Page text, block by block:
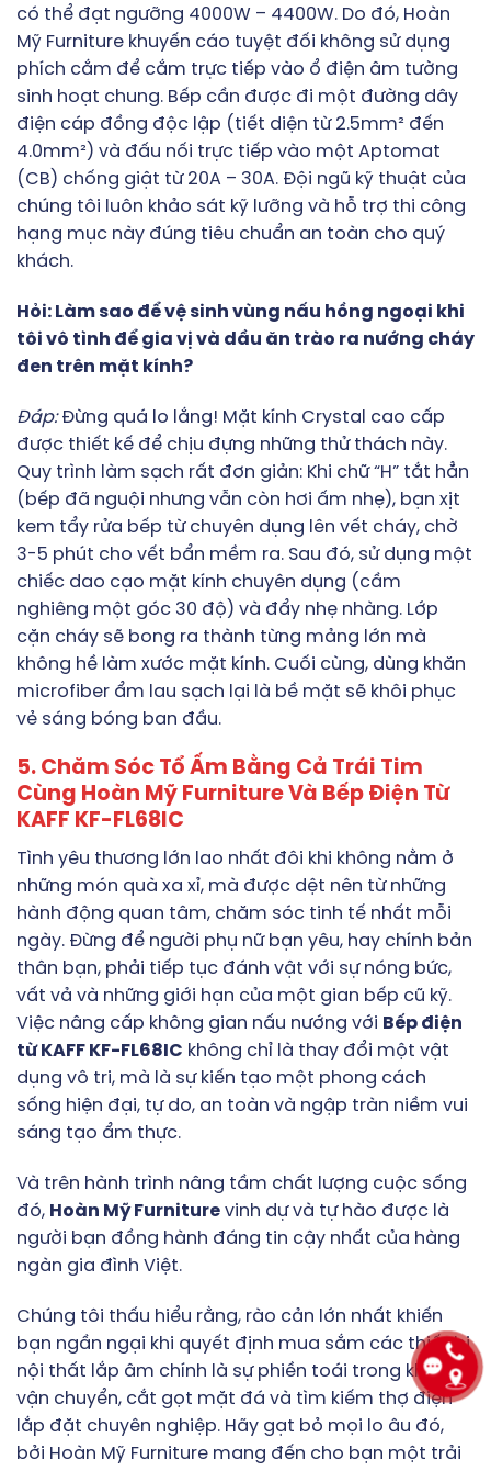
có thể đạt ngưỡng 4000W – 4400W. Do đó, Hoàn
Mỹ Furniture khuyến cáo tuyệt đối không sử dụng
phích cắm để cắm trực tiếp vào ổ điện âm tường
sinh hoạt chung. Bếp cần được đi một đường dây
điện cáp đồng độc lập (tiết diện từ 2.5mm² đến
4.0mm²) và đấu nối trực tiếp vào một Aptomat
(CB) chống giật từ 20A – 30A. Đội ngũ kỹ thuật của
chúng tôi luôn khảo sát kỹ lưỡng và hỗ trợ thi công
hạng mục này đúng tiêu chuẩn an toàn cho quý
khách.
Hỏi: Làm sao để vệ sinh vùng nấu hồng ngoại khi
tôi vô tình để gia vị và dầu ăn trào ra nướng cháy
đen trên mặt kính?
Đáp:Đừng quá lo lắng! Mặt kính Crystal cao cấp
được thiết kế để chịu đựng những thử thách này.
Quy trình làm sạch rất đơn giản: Khi chữ “H” tắt hẳn
(bếp đã nguội nhưng vẫn còn hơi ấm nhẹ), bạn xịt
kem tẩy rửa bếp từ chuyên dụng lên vết cháy, chờ
3-5 phút cho vết bẩn mềm ra. Sau đó, sử dụng một
chiếc dao cạo mặt kính chuyên dụng (cầm
nghiêng một góc 30 độ) và đẩy nhẹ nhàng. Lớp
cặn cháy sẽ bong ra thành từng mảng lớn mà
không hề làm xước mặt kính. Cuối cùng, dùng khăn
microfiber ẩm lau sạch lại là bề mặt sẽ khôi phục
vẻ sáng bóng ban đầu.
5. Chăm Sóc Tổ Ấm Bằng Cả Trái Tim
Cùng Hoàn Mỹ Furniture Và Bếp Điện Từ
KAFF KF-FL68IC
Tình yêu thương lớn lao nhất đôi khi không nằm ở
những món quà xa xỉ, mà được dệt nên từ những
hành động quan tâm, chăm sóc tinh tế nhất mỗi
ngày. Đừng để người phụ nữ bạn yêu, hay chính bản
thân bạn, phải tiếp tục đánh vật với sự nóng bức,
vất vả và những giới hạn của một gian bếp cũ kỹ.
Việc nâng cấp không gian nấu nướng với Bếp điện
từ KAFF KF-FL68IC không chỉ là thay đổi một vật
dụng vô tri, mà là sự kiến tạo một phong cách
sống hiện đại, tự do, an toàn và ngập tràn niềm vui
sáng tạo ẩm thực.
Và trên hành trình nâng tầm chất lượng cuộc sống
đó, Hoàn Mỹ Furniture vinh dự và tự hào được là
người bạn đồng hành đáng tin cậy nhất của hàng
ngàn gia đình Việt.
Chúng tôi thấu hiểu rằng, rào cản lớn nhất khiến
bạn ngần ngại khi quyết định mua sắm các thiết bị
nội thất lắp âm chính là sự phiền toái trong khâu
vận chuyển, cắt gọt mặt đá và tìm kiếm thợ điện
lắp đặt chuyên nghiệp. Hãy gạt bỏ mọi lo âu đó,
bởi Hoàn Mỹ Furniture mang đến cho bạn một trải